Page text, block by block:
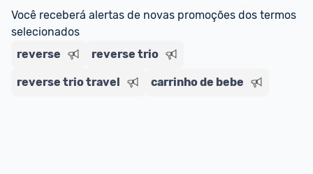
Você receberá alertas de novas promoções dos termos
selecionados
reverse
reverse trio
reverse trio travel carrinho de bebe